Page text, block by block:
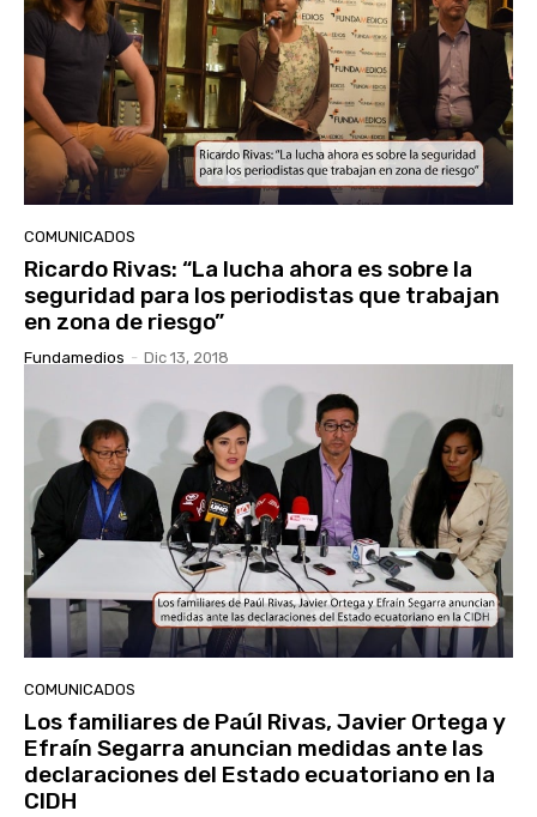
COMUNICADOS
Ricardo Rivas: “La lucha ahora es sobre la
seguridad para los periodistas que trabajan
en zona de riesgo”
Fundamedios - Dic 13, 2018
COMUNICADOS
Los familiares de Paúl Rivas, Javier Ortega y
Efraín Segarra anuncian medidas ante las
declaraciones del Estado ecuatoriano en la
CIDH